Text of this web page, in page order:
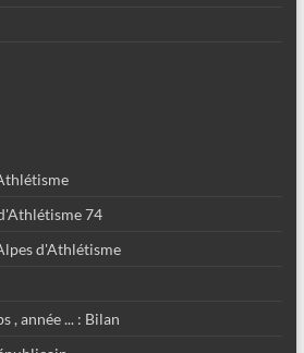
74
d'Athlétisme
, année ... : Bilan